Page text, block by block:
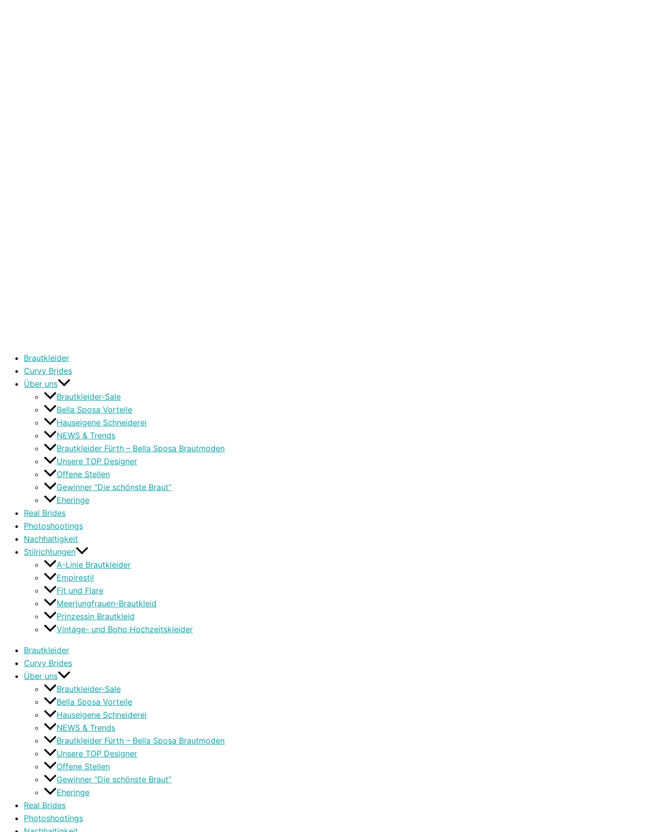
Brautkleider
Curvy Brides
Über uns
Brautkleider-Sale
Bella Sposa Vorteile
Hauseigene Schneiderei
NEWS & Trends
Brautkleider Fürth – Bella Sposa Brautmoden
Unsere TOP Designer
Offene Stellen
Gewinner “Die schönste Braut”
Eheringe
Real Brides
Photoshootings
Nachhaltigkeit
Stilrichtungen
A-Linie Brautkleider
Empirestil
Fit und Flare
Meerjungfrauen-Brautkleid
Prinzessin Brautkleid
Vintage- und Boho Hochzeitskleider
Brautkleider
Curvy Brides
Über uns
Brautkleider-Sale
Bella Sposa Vorteile
Hauseigene Schneiderei
NEWS & Trends
Brautkleider Fürth – Bella Sposa Brautmoden
Unsere TOP Designer
Offene Stellen
Gewinner “Die schönste Braut”
Eheringe
Real Brides
Photoshootings